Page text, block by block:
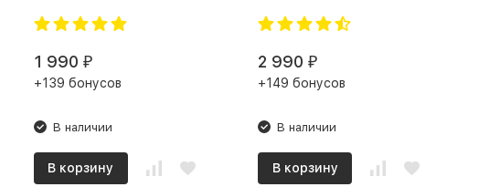
1 990 ₽
+139 бонусов
В наличии
В корзину
2 990 ₽
+149 бонусов
В наличии
В корзину